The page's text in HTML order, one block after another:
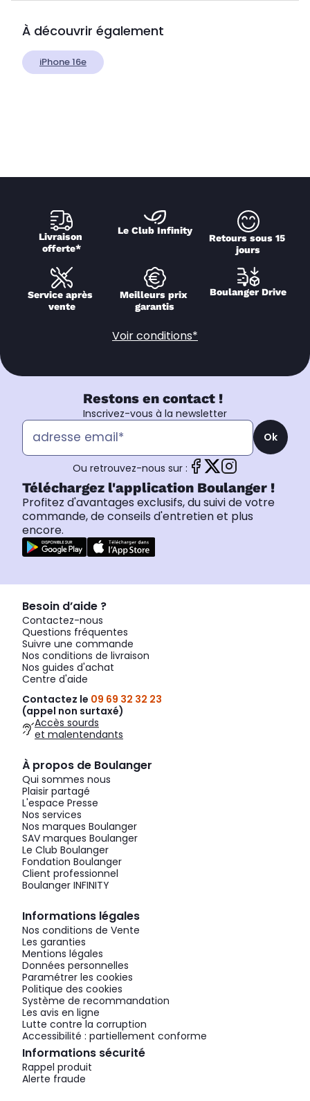
À découvrir également
iPhone 16e
Livraison
offerte*
Le Club Infinity
Retours sous 15
jours
Service après
vente
Meilleurs prix
garantis
Boulanger Drive
Voir conditions*
Restons en contact !
Inscrivez-vous à la newsletter
Ok
Ou retrouvez-nous sur :
Téléchargez l'application Boulanger !
Profitez d'avantages exclusifs, du suivi de votre
commande, de conseils d'entretien et plus
encore.
Besoin d’aide ?
Contactez-nous
Questions fréquentes
Suivre une commande
Nos conditions de livraison
Nos guides d'achat
Centre d'aide
Contactez le 09 69 32 32 23
(appel non surtaxé)
Accès sourds
et malentendants
À propos de Boulanger
Qui sommes nous
Plaisir partagé
L'espace Presse
Nos services
Nos marques Boulanger
SAV marques Boulanger
Le Club Boulanger
Fondation Boulanger
Client professionnel
Boulanger INFINITY
Informations légales
Nos conditions de Vente
Les garanties
Mentions légales
Données personnelles
Paramétrer les cookies
Politique des cookies
Système de recommandation
Les avis en ligne
Lutte contre la corruption
Accessibilité : partiellement conforme
Informations sécurité
Rappel produit
Alerte fraude